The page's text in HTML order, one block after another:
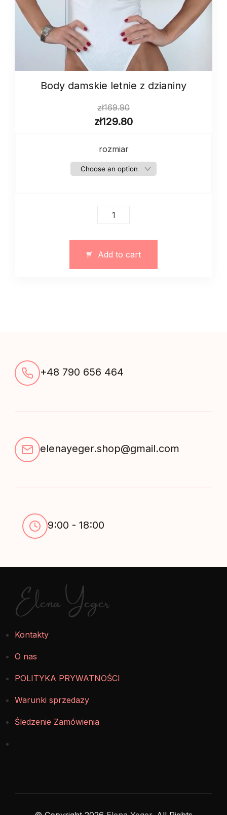
Body damskie letnie z dzianiny
zł169.90
zł129.80
rozmiar
Body
dzianiny
quantity
Add to cart
+48 790 656 464
elenayeger.shop@gmail.com
9:00 - 18:00
Elena Yeger
Kontakty
O nas
POLITYKA PRYWATNOŚCI
Warunki sprzedazy
Śledzenie Zamówienia